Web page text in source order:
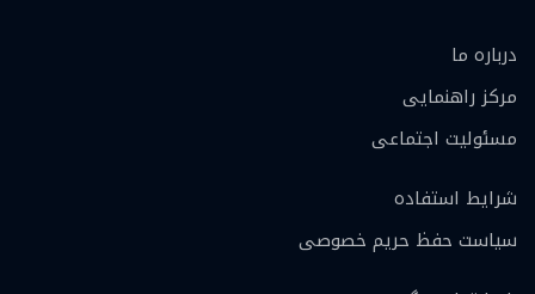
درباره ما
مرکز راهنمایی
مسئولیت اجتماعی
شرایط استفاده
سیاست حفظ حریم خصوصی